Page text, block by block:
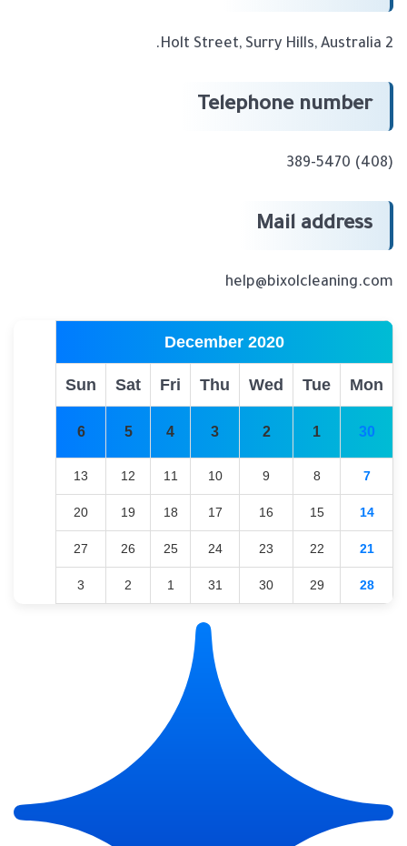
2 Holt Street, Surry Hills, Australia.
Telephone number
(408) 389-5470
Mail address
help@bixolcleaning.com
December 2020
Mon
Tue
Wed
Thu
Fri
Sat
Sun
30
1
2
3
4
5
6
7
8
9
10
11
12
13
14
15
16
17
18
19
20
21
22
23
24
25
26
27
28
29
30
31
1
2
3